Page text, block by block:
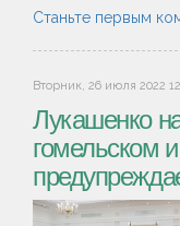
Станьте первым
Вторник, 26 июля 2022
Лукашенко
гомельском